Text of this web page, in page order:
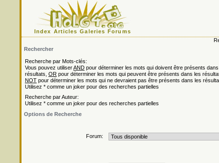
Index Articles Galeries Forums
Rechercher
Recherche par Mots-clés:
Vous pouvez utiliserAND pour déterminer les mots qui doivent être présents
résultats, OR pour déterminer les mots qui peuvent être présents dans les
NOT pour déterminer les mots qui ne devraient pas être présents dans les
Utilisez * comme un joker pour des recherches partielles
Recherche par Auteur:
Utilisez * comme un joker pour des recherches partielles
Options de Recherche
Forum: